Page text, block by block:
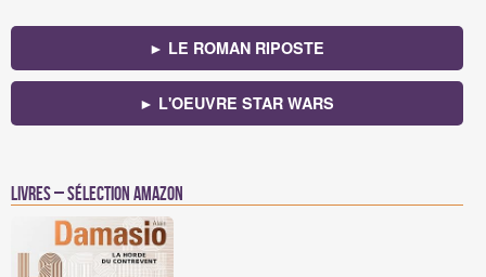
► LE ROMAN RIPOSTE
► L'OEUVRE STAR WARS
Livres – Sélection Amazon